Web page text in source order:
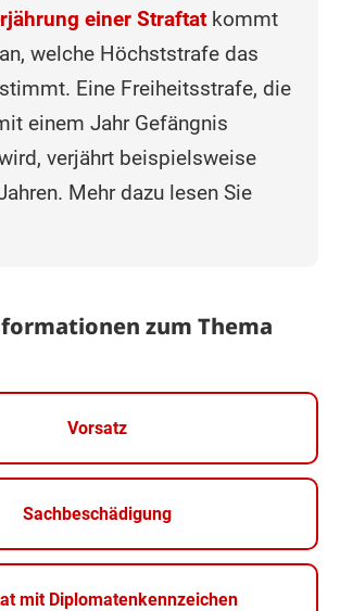
einer Straftat kommt
welche Höchststrafe das
Eine Freiheitsstrafe, die
einem Jahr Gefängnis
verjährt beispielsweise
Mehr dazu lesen Sie
zum Thema
Vorsatz
Sachbeschädigung
mit Diplomatenkennzeichen